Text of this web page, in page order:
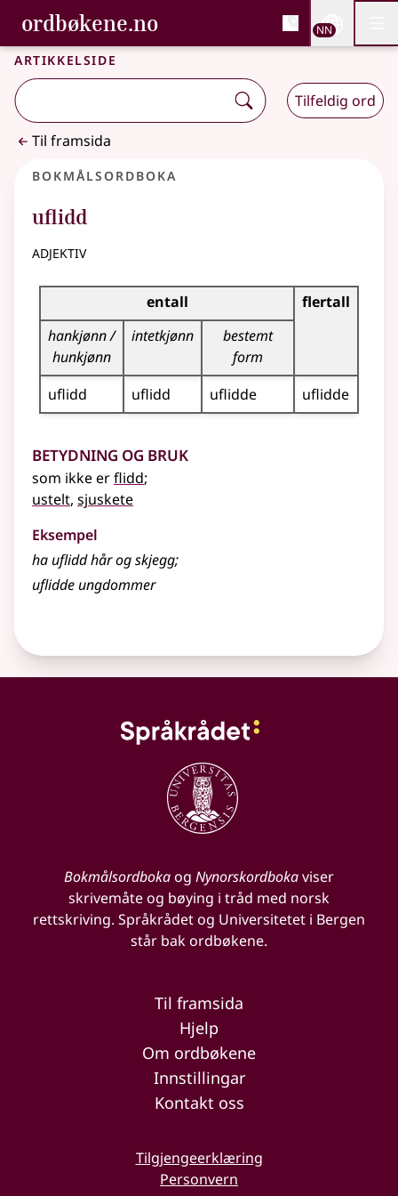
Gå til hovudinnhald
Tilgjenge
ordbøkene.no, Bokmålsordboka og
Bokmålsordboka og Nynorskordboka
NN
Artikkelside
Tilfeldig ord
Til framsida
Bokmålsordboka
uflidd
adjektiv
Bøyingstabell for dette adjektivet
entall
flertall
hankjønn /
hunkjønn
intetkjønn
bestemt
form
uflidd
uflidd uflidde uflidde
Betydning og bruk
som ikke erflidd;
ustelt, sjuskete
Eksempel
ha uflidd hår og skjegg;
uflidde ungdommer
Bokmålsordbokaog Nynorskordbokaviser
skrivemåte og bøying i tråd med norsk
rettskriving. Språkrådet og Universitetet i Bergen
står bak ordbøkene.
Til framsida
Hjelp
Om ordbøkene
Innstillingar
Kontakt oss
Tilgjengeerklæring
Personvern